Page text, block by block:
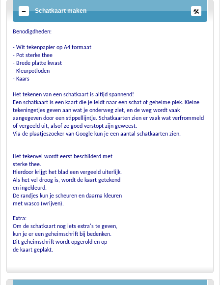
Schatkaart maken
Benodigdheden:
- Wit tekenpapier op A4 formaat
- Pot sterke thee
- Brede platte kwast
- Kleurpotloden
- Kaars
Het tekenen van een schatkaart is altijd spannend!
Een schatkaart is een kaart die je leidt naar een schat of geheime plek. Kleine
tekeningetjes geven aan wat je onderweg ziet, en de weg wordt vaak
aangegeven door een stippellijntje. Schatkaarten zien er vaak wat verfrommeld
of vergeeld uit, alsof ze goed verstopt zijn geweest.
Via de plaatjeszoeker van Google kun je een aantal schatkaarten zien.
Het tekenvel wordt eerst beschilderd met
sterke thee.
Hierdoor krijgt het blad een vergeeld uiterlijk.
Als het vel droog is, wordt de kaart getekend
en ingekleurd.
De randjes kun je scheuren en daarna kleuren
met wasco (wrijven).
Extra:
Om de schatkaart nog iets extra's te geven,
kun je er een geheimschrift bij bedenken.
Dit geheimschrift wordt opgerold en op
de kaart geplakt.